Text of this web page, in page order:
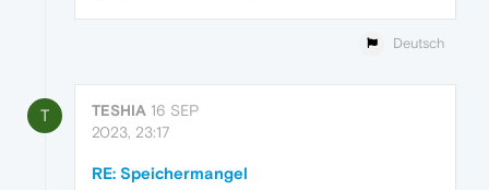
Deutsch
T TESHIA 16 SEP
2023, 23:17
RE: Speichermangel